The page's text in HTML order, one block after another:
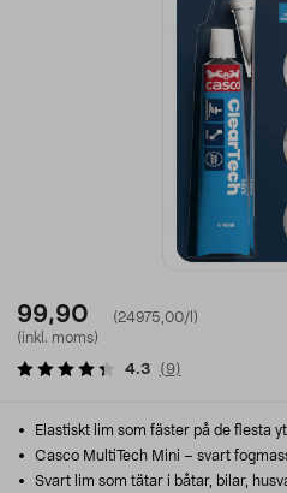
99,90
(24975,00/l)
(inkl. moms)
4.3 (9)
Elastiskt lim som fäster på de flesta
Casco MultiTech Mini – svart
Svart lim som tätar i båtar, bilar,